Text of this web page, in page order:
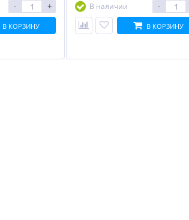
- +
В КОРЗИНУ
В наличии
-
В КОРЗИНУ